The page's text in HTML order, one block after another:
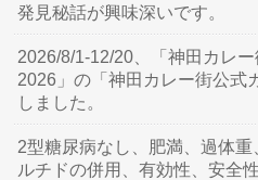
発見秘話が興味深いです。
2026/8/1-12/20、「神田カレ
2026」の「神田カレー街公式
しました。
2型糖尿病なし、肥満、過体
ルチドの併用、有効性、安全